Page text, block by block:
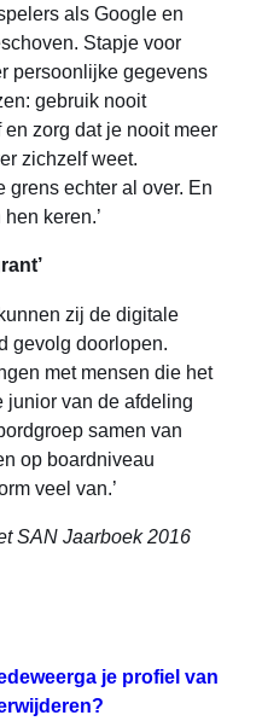
als Google en
Stapje voor
persoonlijke gegevens
gebruik nooit
zorg dat je nooit meer
zichzelf weet.
grens echter al over. En
keren.’
zij de digitale
gevolg doorlopen.
met mensen die het
junior van de afdeling
samen van
op boardniveau
veel van.’
SAN Jaarboek 2016
je profiel van